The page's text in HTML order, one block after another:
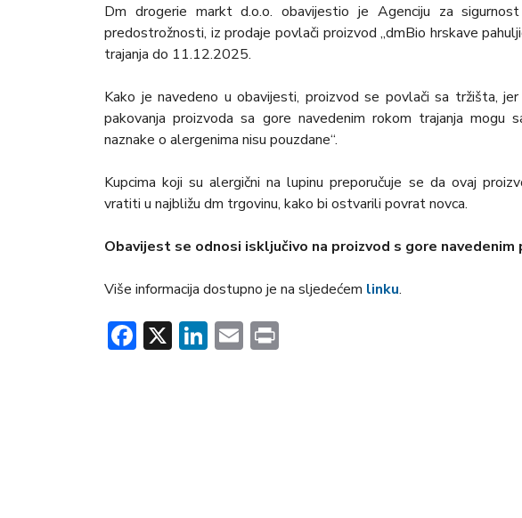
Dm drogerie markt d.o.o. obavijestio je Agenciju za
predostrožnosti, iz prodaje povlači proizvod ,,dmBio hrskave
trajanja do 11.12.2025.
Kako je navedeno u obavijesti, proizvod se povlači sa tržišta,
pakovanja proizvoda sa gore navedenim rokom trajanja mogu
naznake o alergenima nisu pouzdane“.
Kupcima koji su alergični na lupinu preporučuje se da ovaj
vratiti u najbližu dm trgovinu, kako bi ostvarili povrat novca.
Obavijest se odnosi isključivo na proizvod s gore navedenim
Više informacija dostupno je na sljedećem linku.
Facebook
X LinkedIn
Email